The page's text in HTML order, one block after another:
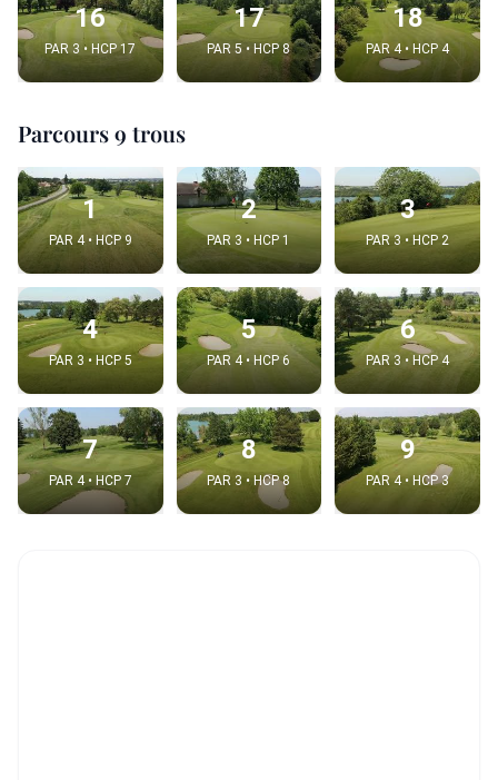
16
PAR 3 • HCP 17
17
PAR 5 • HCP 8
18
PAR 4 • HCP 4
Parcours 9 trous
1
PAR 4 • HCP 9
2
PAR 3 • HCP 1
3
PAR 3 • HCP 2
4
PAR 3 • HCP 5
5
PAR 4 • HCP 6
6
PAR 3 • HCP 4
7
PAR 4 • HCP 7
8
PAR 3 • HCP 8
9
PAR 4 • HCP 3